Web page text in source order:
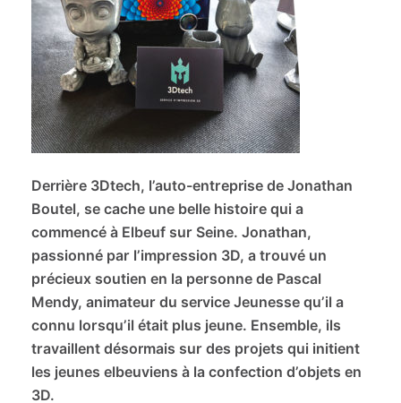
Derrière 3Dtech, l’auto-entreprise de Jonathan
Boutel, se cache une belle histoire qui a
commencé à Elbeuf sur Seine. Jonathan,
passionné par l’impression 3D, a trouvé un
précieux soutien en la personne de Pascal
Mendy, animateur du service Jeunesse qu’il a
connu lorsqu’il était plus jeune. Ensemble, ils
travaillent désormais sur des projets qui initient
les jeunes elbeuviens à la confection d’objets en
3D.